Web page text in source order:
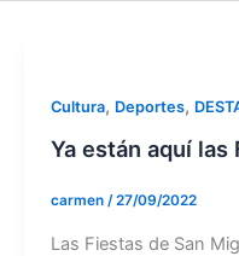
Cultura, Deportes,
Ya están aquí las
carmen /27/09/2022
Las Fiestas de San